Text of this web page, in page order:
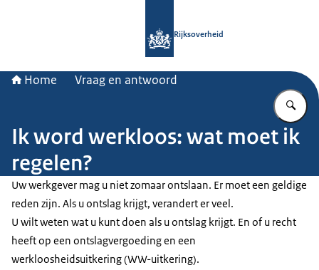
Rijksoverheid
Home Vraag en antwoord
Ik word werkloos: wat moet ik
regelen?
Uw werkgever mag u niet zomaar ontslaan. Er moet een geldige
reden zijn. Als u ontslag krijgt, verandert er veel.
U wilt weten wat u kunt doen als u ontslag krijgt. En of u recht
heeft op een ontslagvergoeding en een
werkloosheidsuitkering (WW-uitkering).